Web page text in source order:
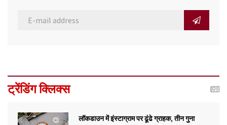
ट्रेंडिंग क्लिक्स
लॉकडाउन में इंस्टाग्राम पर ढूंढे ग्राहक, तीन गुना